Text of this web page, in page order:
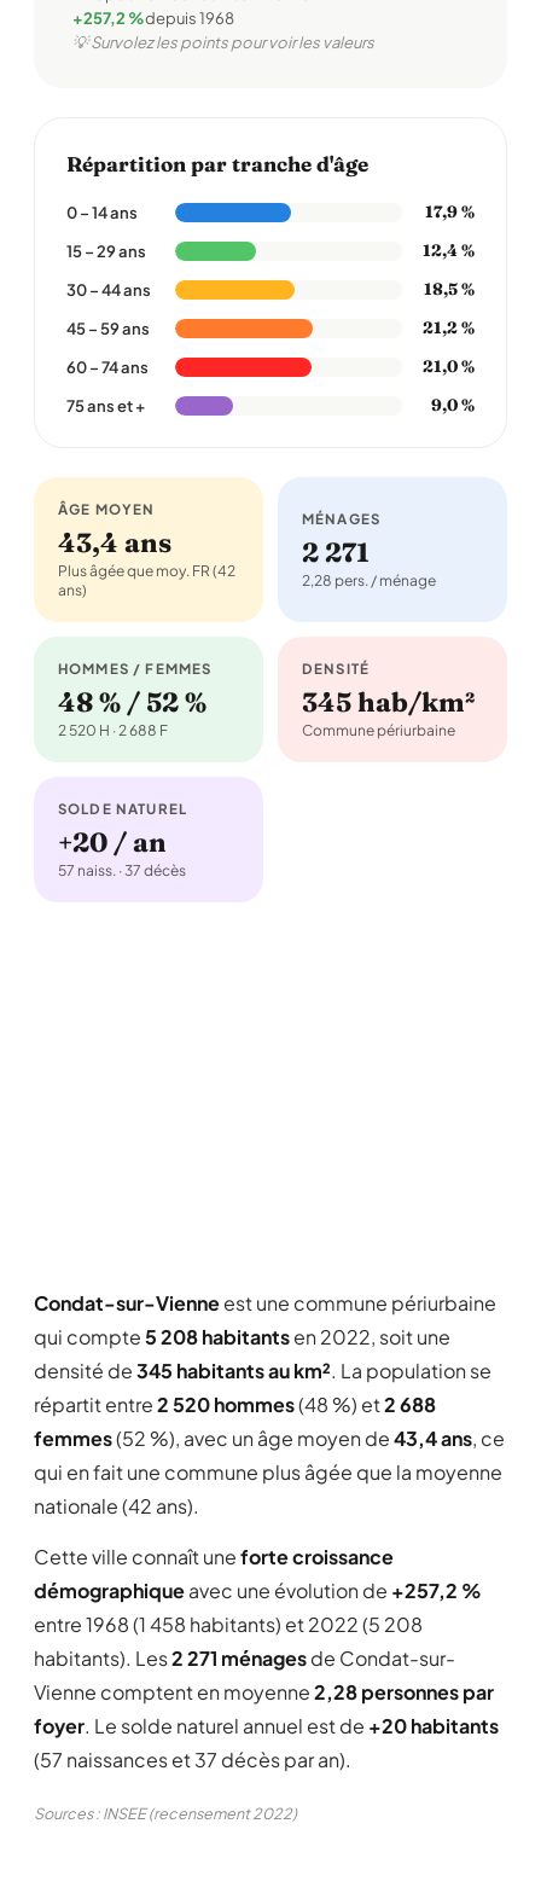
+257,2 %depuis 1968
💡 Survolez les points pour voir les valeurs
Répartition par tranche d'âge
0 – 14 ans 17,9 %
15 – 29 ans 12,4 %
30 – 44 ans 18,5 %
45 – 59 ans 21,2 %
60 – 74 ans 21,0 %
75 ans et + 9,0 %
ÂGE MOYEN
43,4 ans
Plus âgée que moy. FR (42
ans)
MÉNAGES
2 271
2,28 pers. / ménage
HOMMES / FEMMES
48 % / 52 %
2 520 H · 2 688 F
DENSITÉ
345 hab/km²
Commune périurbaine
SOLDE NATUREL
+20 / an
57 naiss. · 37 décès
Condat-sur-Vienneest une commune périurbaine
qui compte5 208 habitantsen 2022, soit une
densité de345 habitants au km². La population se
répartit entre2 520 hommes(48 %) et2 688
femmes(52 %), avec un âge moyen de43,4 ans, ce
qui en fait une commune plus âgée que la moyenne
nationale (42 ans).
Cette ville connaît uneforte croissance
démographiqueavec une évolution de +257,2 %
entre 1968 (1 458 habitants) et 2022 (5 208
habitants). Les2 271 ménagesde Condat-sur-
Vienne comptent en moyenne2,28 personnes par
foyer. Le solde naturel annuel est de +20 habitants
(57 naissances et 37 décès par an).
Sources : INSEE (recensement 2022)